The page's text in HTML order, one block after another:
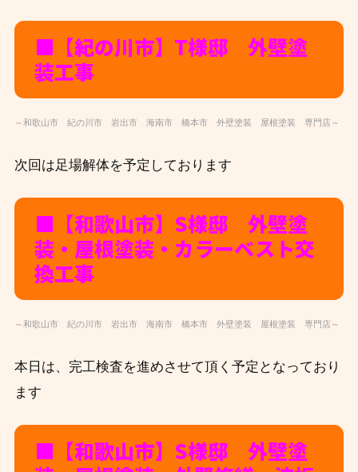
■【紀の川市】T様邸 外壁塗
装工事
～和歌山市 紀の川市 岩出市 海南市 橋本市 外壁塗装 屋根塗装 専門店～
次回は足場解体を予定しております
■【和歌山市】S様邸 外壁塗
装・屋根塗装・カラーベスト交
換工事
～和歌山市 紀の川市 岩出市 海南市 橋本市 外壁塗装 屋根塗装 専門店～
本日は、完工検査を進めさせて頂く予定となっており
ます
■【和歌山市】S様邸 外壁塗